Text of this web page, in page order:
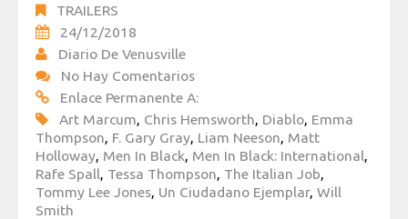
TRAILERS
24/12/2018
Diario De Venusville
No Hay Comentarios
Enlace Permanente A:
Art Marcum, Chris Hemsworth, Diablo, Emma
Thompson, F. Gary Gray, Liam Neeson, Matt
Holloway, Men In Black, Men In Black: International,
Rafe Spall, Tessa Thompson, The Italian Job,
Tommy Lee Jones, Un Ciudadano Ejemplar, Will
Smith